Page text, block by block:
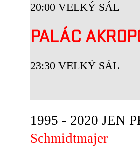
20:00 VELKÝ SÁL
PALÁC
23:30 VELKÝ SÁL
1995 - 2020 JEN
Schmidtmajer